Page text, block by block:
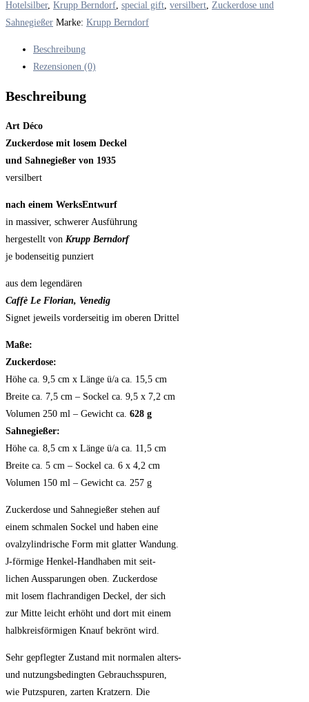
und
Sahnegießer
versilbert,
Werksentwurf
Berndorf
aus
legendärem
Café
Hotelsilber, Krupp Berndorf special gift versilbert Zuckerdose und
Sahnegießer Marke: Krupp Berndorf
Beschreibung
Rezensionen (0)
Beschreibung
Art Déco
Zuckerdose mit losem Deckel
und Sahnegießer von 1935
versilbert
nach einem WerksEntwurf
in massiver, schwerer Ausführung
hergestellt von Krupp Berndorf
je bodenseitig punziert
aus dem legendären
Caffè Le Florian, Venedig
Signet jeweils vorderseitig im oberen Drittel
Maße:
Zuckerdose:
Höhe ca. 9,5 cm x Länge ü/a ca. 15,5 cm
Breite ca. 7,5 cm – Sockel ca. 9,5 x 7,2 cm
Volumen 250 ml – Gewicht ca. 628 g
Sahnegießer:
Höhe ca. 8,5 cm x Länge ü/a ca. 11,5 cm
Breite ca. 5 cm – Sockel ca. 6 x 4,2 cm
Volumen 150 ml – Gewicht ca. 257 g
Zuckerdose und Sahnegießer stehen auf
einem schmalen Sockel und haben eine
ovalzylindrische Form mit glatter Wandung.
J-förmige Henkel-Handhaben mit seit-
lichen Aussparungen oben. Zuckerdose
mit losem flachrandigen Deckel, der sich
zur Mitte leicht erhöht und dort mit einem
halbkreisförmigen Knauf bekrönt wird.
Sehr gepflegter Zustand mit normalen alters-
und nutzungsbedingten Gebrauchsspuren,
wie Putzspuren, zarten Kratzern. Die